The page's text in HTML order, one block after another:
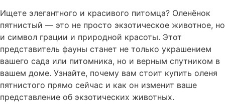
Ищете элегантного и красивого питомца? Оленёнок
пятнистый — это не просто экзотическое животное, но
и символ грации и природной красоты. Этот
представитель фауны станет не только украшением
вашего сада или питомника, но и верным спутником в
вашем доме. Узнайте, почему вам стоит купить оленя
пятнистого прямо сейчас и как он изменит ваше
представление об экзотических животных.